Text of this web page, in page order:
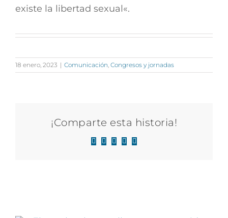
existe la libertad sexual«.
18 enero, 2023 | Comunicación, Congresos y jornadas
¡Comparte esta historia!
Facebook
X LinkedIn
WhatsApp
Correo